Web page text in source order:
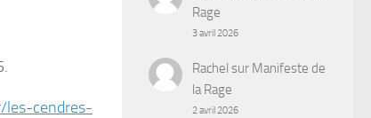
cendres-
Rage
3 avril 2026
Rachel sur Manifeste de
la Rage
2 avril 2026